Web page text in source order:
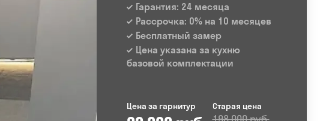
Гарантия: 24 месяца
Рассрочка: 0% на 10 месяцев
Бесплатный замер
Цена указана за кухню
базовой комплектации
Цена за гарнитур Старая цена